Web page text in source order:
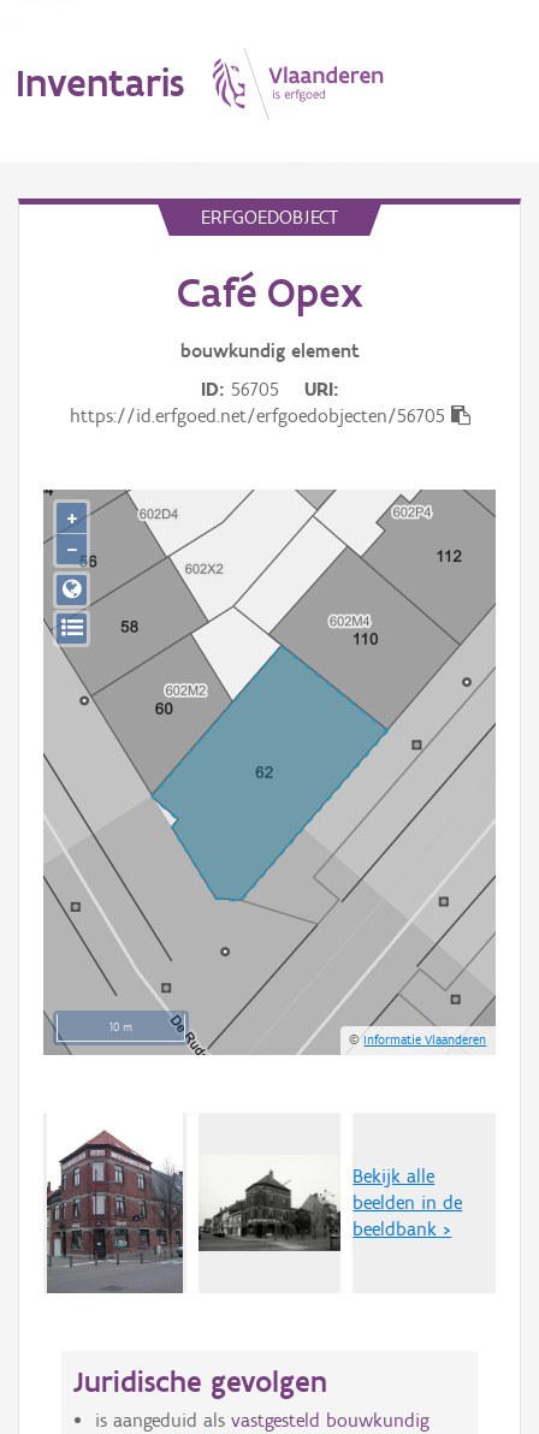
Inventaris
Gebeurtenis
Persoon of collectief
Downloads
Hergebruik
Aanmelden
ERFGOEDOBJECT
Café Opex
bouwkundig element
ID 56705
URI
https://id.erfgoed.net/erfgoedobjecten/56705
10 m
©Informatie Vlaanderen
+
−
Bekijk alle
beelden in de
beeldbank >
Juridische gevolgen
is aangeduid als vastgesteld bouwkundig